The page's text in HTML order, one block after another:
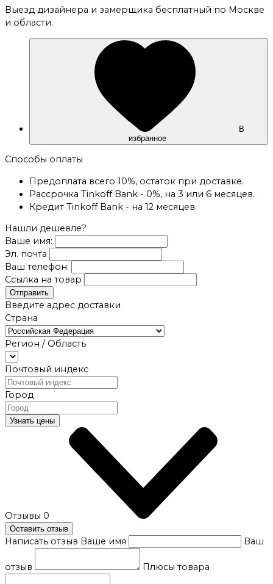
Выезд дизайнера и замерщика бесплатный по Москве
и области.
В
избранное
Способы оплаты
Предоплата всего 10%, остаток при доставке.
Рассрочка Tinkoff Bank - 0%, на 3 или 6 месяцев.
Кредит Tinkoff Bank - на 12 месяцев.
Нашли дешевле?
Ваше имя:
Эл. почта
Ваш телефон:
Ссылка на товар
Отправить
Введите адрес доставки
Страна
Регион / Область
Почтовый индекс
Город
Узнать цены
Отзывы 0
Оставить отзыв
Написать отзыв Ваше имя Ваш
отзыв Плюсы товара